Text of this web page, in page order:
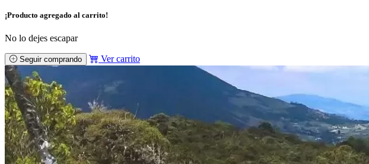
¡Producto agregado al carrito!
No lo dejes escapar
Seguir comprando Ver carrito